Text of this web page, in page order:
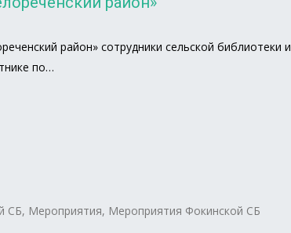
район» сотрудники сельской библиотеки и
по…
СБ, Мероприятия, Мероприятия Фокинской СБ